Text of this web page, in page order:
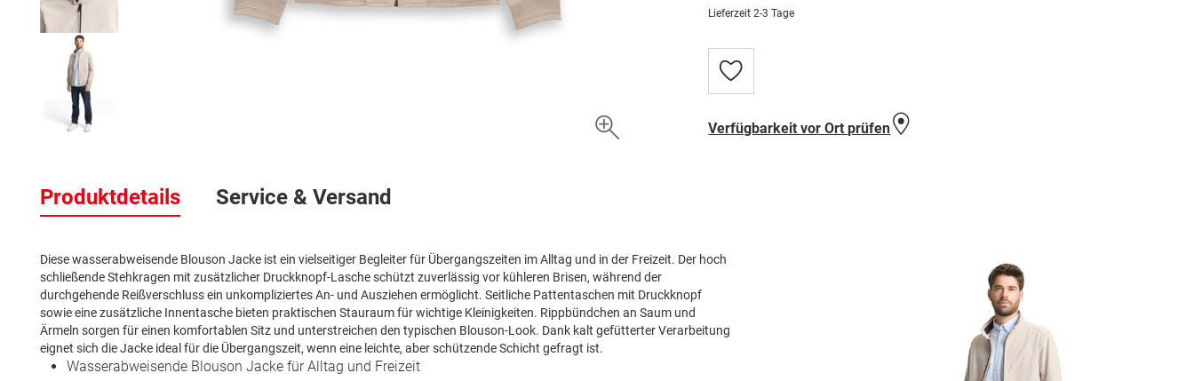
der
Bildergalerie
Lieferzeit 2-3 Tage
Zur
Wunschliste
Verfügbarkeit vor Ort prüfen
Produktdetails
Diese wasserabweisende Blouson Jacke ist ein vielseitiger Begleiter für Übergangszeiten im Alltag und in der Freizeit. Der hoch
schließende Stehkragen mit zusätzlicher Druckknopf-Lasche schützt zuverlässig vor kühleren Brisen, während der
durchgehende Reißverschluss ein unkompliziertes An- und Ausziehen ermöglicht. Seitliche Pattentaschen mit Druckknopf
sowie eine zusätzliche Innentasche bieten praktischen Stauraum für wichtige Kleinigkeiten. Rippbündchen an Saum und
Ärmeln sorgen für einen komfortablen Sitz und unterstreichen den typischen Blouson-Look. Dank kalt gefütterter Verarbeitung
eignet sich die Jacke ideal für die Übergangszeit, wenn eine leichte, aber schützende Schicht gefragt ist.
Wasserabweisende Blouson Jacke für Alltag und Freizeit
Service & Versand